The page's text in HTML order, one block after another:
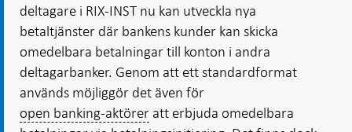
deltagare i RIX-INST nu kan utveckla nya
betaltjänster där bankens kunder kan skicka
omedelbara betalningar till konton i andra
deltagarbanker. Genom att ett standardformat
används möjliggör det även för
open banking-aktörer att erbjuda omedelbara